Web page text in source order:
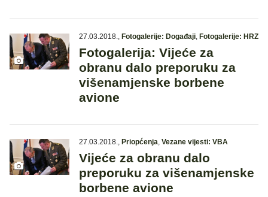
27.03.2018., Fotogalerije: Događaji, Fotogalerije: HRZ
Fotogalerija: Vijeće za
obranu dalo preporuku za
višenamjenske borbene
avione
27.03.2018., Priopćenja, Vezane vijesti: VBA
Vijeće za obranu dalo
preporuku za višenamjenske
borbene avione